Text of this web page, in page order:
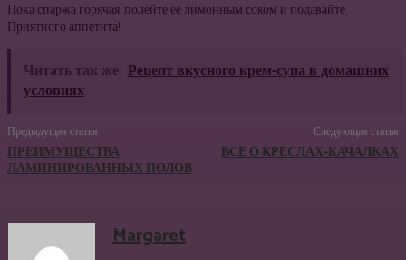
Пока спаржа горячая, полейте ее лимонным соком и подавайте.
Приятного аппетита!
Читать так же: Рецепт вкусного крем-супа в домашних
условиях
Предыдущая статья
ПРЕИМУЩЕСТВА
ЛАМИНИРОВАННЫХ ПОЛОВ
Следующая статья
ВСЕ О КРЕСЛАХ-КАЧАЛКАХ
Margaret